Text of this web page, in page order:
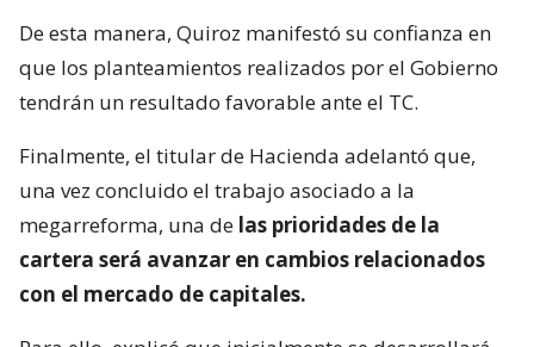
De esta manera, Quiroz manifestó su confianza en
que los planteamientos realizados por el Gobierno
tendrán un resultado favorable ante el TC.
Finalmente, el titular de Hacienda adelantó que,
una vez concluido el trabajo asociado a la
megarreforma, una de las prioridades de la
cartera será avanzar en cambios relacionados
con el mercado de capitales.